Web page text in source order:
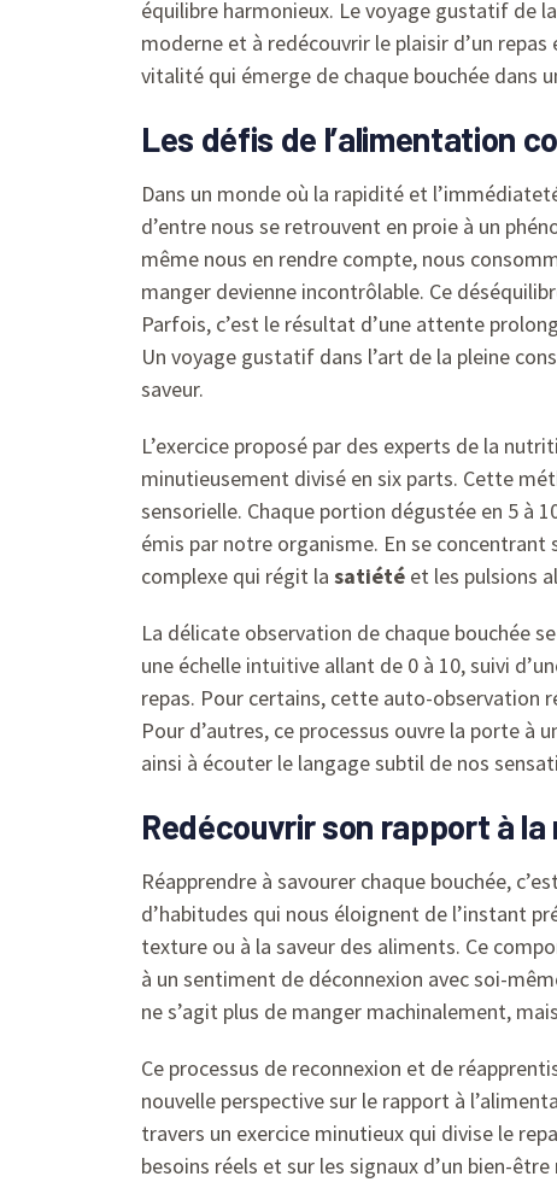
équilibre harmonieux. Le voyage gustatif de
moderne et à redécouvrir le plaisir d’un
vitalité qui émerge de chaque bouchée dans
Les défis de l’alimentation
Dans un monde où la rapidité et
d’entre nous se retrouvent en proie à un
même nous en rendre compte, nous
manger devienne incontrôlable. Ce
Parfois, c’est le résultat d’une attente
Un voyage gustatif dans l’art de la pleine
saveur.
L’exercice proposé par des experts de la
minutieusement divisé en six parts. Cette
sensorielle. Chaque portion dégustée en 5 à
émis par notre organisme. En se
complexe qui régit la satiété et les pulsions
La délicate observation de chaque bouchée
une échelle intuitive allant de 0 à 10, suivi
repas. Pour certains, cette auto-observation
Pour d’autres, ce processus ouvre la porte à
ainsi à écouter le langage subtil de nos
Redécouvrir son rapport à
Réapprendre à savourer chaque bouchée,
d’habitudes qui nous éloignent de l’instant
texture ou à la saveur des aliments. Ce
à un sentiment de déconnexion avec soi-
ne s’agit plus de manger machinalement,
Ce processus de reconnexion et de
nouvelle perspective sur le rapport à
travers un exercice minutieux qui divise le
besoins réels et sur les signaux d’un bien-